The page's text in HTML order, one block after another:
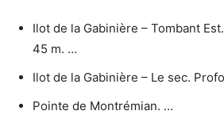
Ilot de la Gabinière – Tombant
45 m. …
Ilot de la Gabinière – Le sec.
Pointe de Montrémian. …